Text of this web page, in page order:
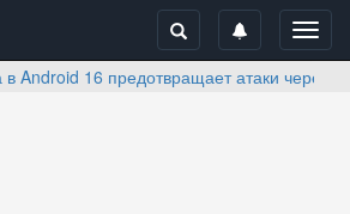
Android 16 предотвращает атаки через